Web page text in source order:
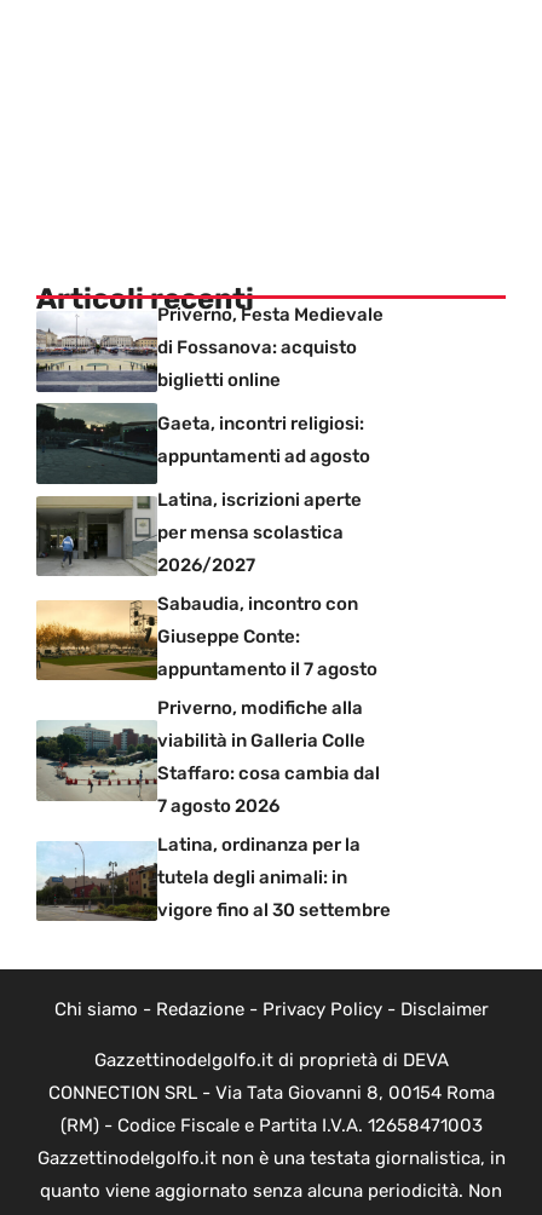
Articoli recentiPriverno, Festa Medievale
di Fossanova: acquisto
biglietti online
Gaeta, incontri religiosi:
appuntamenti ad agosto
Latina, iscrizioni aperte
per mensa scolastica
2026/2027
Sabaudia, incontro con
Giuseppe Conte:
appuntamento il 7 agosto
Priverno, modifiche alla
viabilità in Galleria Colle
Staffaro: cosa cambia dal
7 agosto 2026
Latina, ordinanza per la
tutela degli animali: in
vigore fino al 30 settembre
Chi siamo - Redazione- Privacy Policy- Disclaimer
Gazzettinodelgolfo.it di proprietà di DEVA
CONNECTION SRL - Via Tata Giovanni 8, 00154 Roma
(RM) - Codice Fiscale e Partita I.V.A. 12658471003
Gazzettinodelgolfo.it non è una testata giornalistica, in
quanto viene aggiornato senza alcuna periodicità. Non